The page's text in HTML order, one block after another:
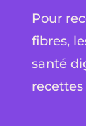
Pour
fibres,
santé